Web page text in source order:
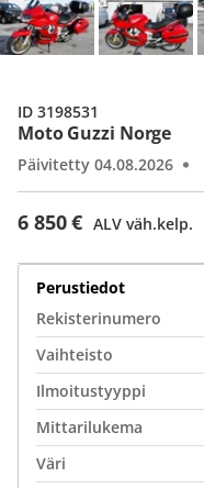
Moto Guzzi Norge
6 850 € ALV väh.kelp.
Päivitetty 04.08.2026
ID 3198531
Perustiedot
Rekisterinumero
Vaihteisto
Ilmoitustyyppi
Mittarilukema
Väri